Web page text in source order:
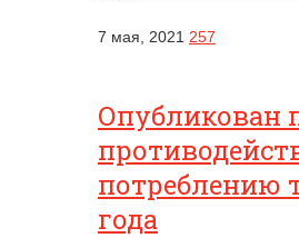
7 мая, 2021 257
Опубликован
потреблению
года